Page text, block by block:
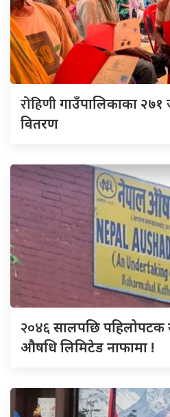
रोहिणीगाउँपालिकाका २७१
वितरण
२०४६सालपछि पहिलोपटक
औषधि लिमिटेड नाफामा !